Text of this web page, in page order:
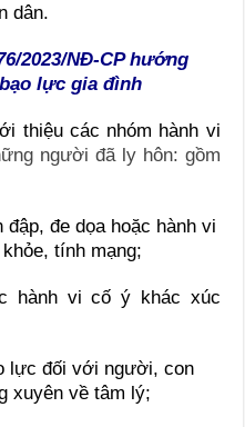
dân.
2023/NĐ-CP hướng
lực gia đình
thiệu các nhóm hành vi
người đã ly hôn: gồm
đe dọa hoặc hành vi
tính mạng;
hành vi cố ý khác xúc
lực đối với người, con
xuyên về tâm lý;